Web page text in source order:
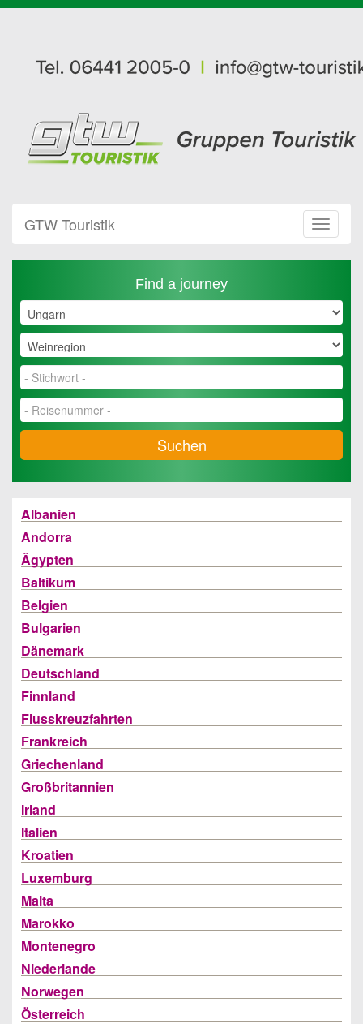
Toggle
GTW Touristik
Find a journey
Suchen
Albanien
Andorra
Ägypten
Baltikum
Belgien
Bulgarien
Dänemark
Deutschland
Finnland
Flusskreuzfahrten
Frankreich
Griechenland
Großbritannien
Irland
Italien
Kroatien
Luxemburg
Malta
Marokko
Montenegro
Niederlande
Norwegen
Österreich